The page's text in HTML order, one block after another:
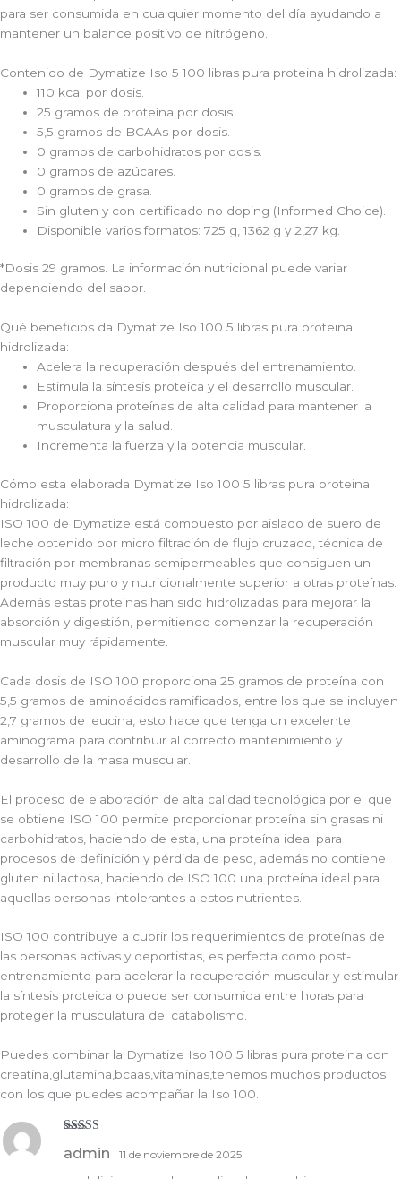
para ser consumida en cualquier momento del día ayudando a
mantener un balance positivo de nitrógeno.
Contenido de Dymatize Iso 5 100 libras pura proteina hidrolizada:
110 kcal por dosis.
25 gramos de proteína por dosis.
5,5 gramos de BCAAs por dosis.
0 gramos de carbohidratos por dosis.
0 gramos de azúcares.
0 gramos de grasa.
Sin gluten y con certificado no doping (Informed Choice).
Disponible varios formatos: 725 g, 1362 g y 2,27 kg.
*Dosis 29 gramos. La información nutricional puede variar
dependiendo del sabor.
Qué beneficios da Dymatize Iso 100 5 libras pura proteina
hidrolizada:
Acelera la recuperación después del entrenamiento.
Estimula la síntesis proteica y el desarrollo muscular.
Proporciona proteínas de alta calidad para mantener la
musculatura y la salud.
Incrementa la fuerza y la potencia muscular.
Cómo esta elaborada Dymatize Iso 100 5 libras pura proteina
hidrolizada:
ISO 100 de Dymatize está compuesto por aislado de suero de
leche obtenido por micro filtración de flujo cruzado, técnica de
filtración por membranas semipermeables que consiguen un
producto muy puro y nutricionalmente superior a otras proteínas.
Además estas proteínas han sido hidrolizadas para mejorar la
absorción y digestión, permitiendo comenzar la recuperación
muscular muy rápidamente.
Cada dosis de ISO 100 proporciona 25 gramos de proteína con
5,5 gramos de aminoácidos ramificados, entre los que se incluyen
2,7 gramos de leucina, esto hace que tenga un excelente
aminograma para contribuir al correcto mantenimiento y
desarrollo de la masa muscular.
El proceso de elaboración de alta calidad tecnológica por el que
se obtiene ISO 100 permite proporcionar proteína sin grasas ni
carbohidratos, haciendo de esta, una proteína ideal para
procesos de definición y pérdida de peso, además no contiene
gluten ni lactosa, haciendo de ISO 100 una proteína ideal para
aquellas personas intolerantes a estos nutrientes.
ISO 100 contribuye a cubrir los requerimientos de proteínas de
las personas activas y deportistas, es perfecta como post-
entrenamiento para acelerar la recuperación muscular y estimular
la síntesis proteica o puede ser consumida entre horas para
proteger la musculatura del catabolismo.
Puedes combinar la Dymatize Iso 100 5 libras pura proteina con
creatina,glutamina,bcaas,vitaminas,tenemos muchos productos
con los que puedes acompañar la Iso 100.
con5de 5
admin 11 de noviembre de 2025